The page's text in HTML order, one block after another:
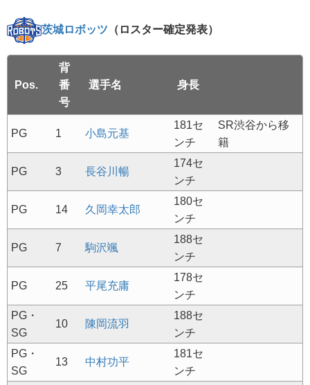
茨城ロボッツ （ロスター確定発表）
Pos.
背
番
号
選手名 身長
PG 1 小島元基
181セ
ンチ
SR渋谷から移
籍
PG 3 長谷川暢
174セ
ンチ
PG 14 久岡幸太郎
180セ
ンチ
PG 7 駒沢颯
188セ
ンチ
PG 25 平尾充庸
178セ
ンチ
PG・
SG
10 陳岡流羽
188セ
ンチ
PG・
SG
13 中村功平
181セ
ンチ